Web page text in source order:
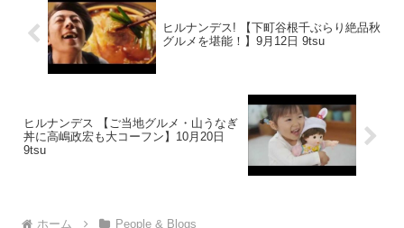
ヒルナンデス! 【下町谷根千ぶらり絶品秋
グルメを堪能！】9月12日 9tsu
ヒルナンデス 【ご当地グルメ・山うなぎ
丼に高嶋政宏も大コーフン】10月20日
9tsu
ホーム People & Blogs